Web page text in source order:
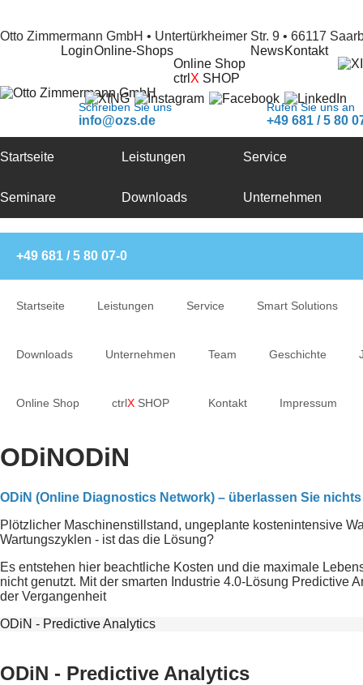
Otto Zimmermann GmbH • Untertürkheimer Str. 9 • 66117
LoginOnline-Shops
Online Shop
ctrl X SHOP
NewsKontakt
Schreiben Sie uns
info@ozs.de
Rufen Sie uns an
+49 681 / 5 80
Startseite Leistungen Service
Seminare Downloads Unternehmen
+49 681 / 5 80 07-0
Startseite Leistungen Service Smart Solutions
Downloads Unternehmen Team Geschichte
Online Shop ctrlX SHOP Kontakt Impressum
ODiNODiN
ODiN (Online Diagnostics Network) – überlassen Sie
Plötzlicher Maschinenstillstand, ungeplante kostenintensive
Wartungszyklen - ist das die Lösung?
Es entstehen hier beachtliche Kosten und die maximale
nicht genutzt. Mit der smarten Industrie 4.0-Lösung Predictive
der Vergangenheit
ODiN - Predictive Analytics
ODiN - Predictive Analytics